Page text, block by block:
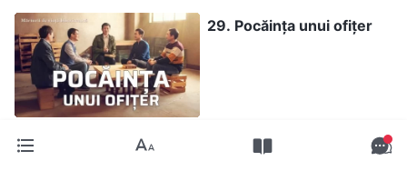
29. Pocăința unui ofițer
45. A trăi înaintea lui